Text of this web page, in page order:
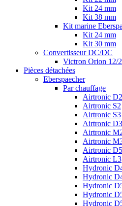
Kit 24 mm
Kit 38 mm
Kit marine
Kit 24 mm
Kit 30 mm
Convertisseur DC/DC
Victron Orion 12/
Pièces détachées
Eberspaecher
Par chauffage
Airtronic D2
Airtronic S2
Airtronic S3
Airtronic
Airtronic
Airtronic
Airtronic D5
Airtronic L3
Hydronic
Hydronic
Hydronic
Hydronic
Hydronic